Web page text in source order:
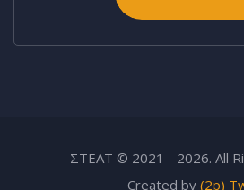
ΣΤΕΑΤ © 2021 - 2026. All
Created by (2p)